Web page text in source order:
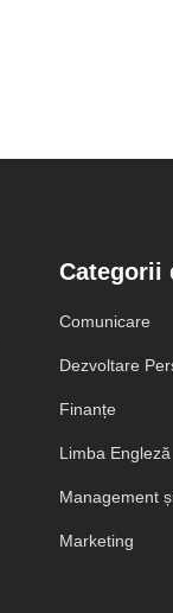
Categorii
Comunicare
Dezvoltare
Finanțe
Limba Engleză
Management
Marketing